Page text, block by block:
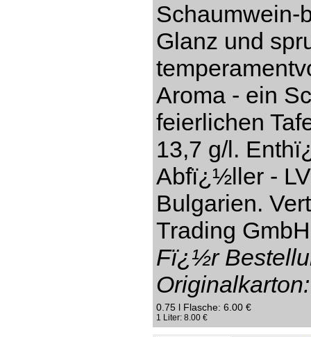
Schaumwein-
Glanz und
Aroma - ein
feierlichen
13,7 g/l.
Abfï¿½ller -
Bulgarien.
Trading
Fï¿½r
Originalkarton:
0.75 l Flasche: 6.00 €
1 Liter: 8.00 €